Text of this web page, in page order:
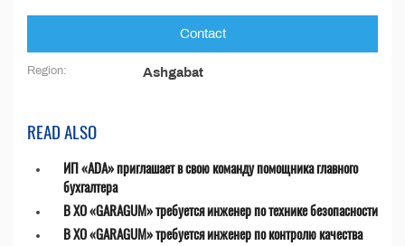
Contact
Region: Ashgabat
READ ALSO
ИП «ADA» приглашает в свою команду помощника главного
бухгалтера
В ХО «GARAGUM» требуется инженер по технике безопасности
В ХО «GARAGUM» требуется инженер по контролю качества